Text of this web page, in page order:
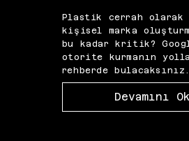
Plastik cerrah
kişisel marka
bu kadar kritik?
otorite kurmanın
rehberde bulacaksınız.
Devamını